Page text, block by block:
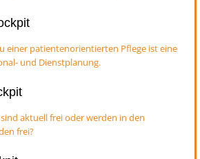
einer patientenorientierten Pflege ist eine
und Dienstplanung.
aktuell frei oder werden in den
frei?